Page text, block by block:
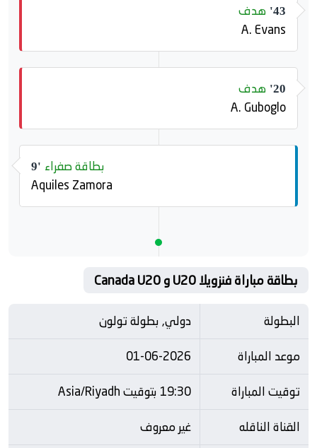
43' هدف
A. Evans
20' هدف
A. Guboglo
9' بطاقة صفراء
Aquiles Zamora
بطاقة مباراة فنزويلا U20 و Canada U20
البطولة
دولي, بطولة تولون
موعد المباراة
01-06-2026
توقيت المباراة
19:30 بتوقيت Asia/Riyadh
القناة الناقله
غير معروف